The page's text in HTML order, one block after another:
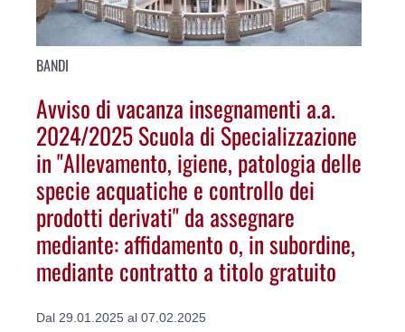
BANDI
Avviso di vacanza insegnamenti a.a.
2024/2025 Scuola di Specializzazione
in "Allevamento, igiene, patologia delle
specie acquatiche e controllo dei
prodotti derivati" da assegnare
mediante: affidamento o, in subordine,
mediante contratto a titolo gratuito
Dal 29.01.2025 al 07.02.2025